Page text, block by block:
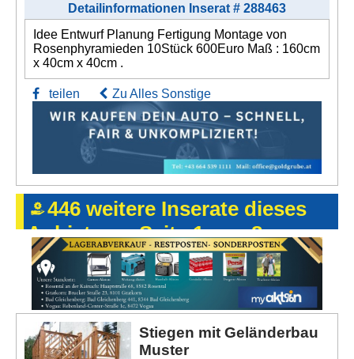
Detailinformationen Inserat # 288463
Idee Entwurf Planung Fertigung Montage von
Rosenphyramieden 10Stück 600Euro Maß : 160cm
x 40cm x 40cm .
teilen Zu Alles Sonstige
446 weitere Inserate dieses
Anbieters - Seite 1 von 8
Stiegen mit Geländerbau
Muster